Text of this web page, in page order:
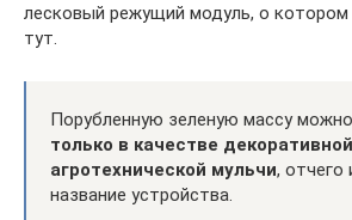
лесковый режущий модуль, о
тут.
Порубленную зеленую массу можно
только в качестве
агротехнической мульчи, отчего
название устройства.